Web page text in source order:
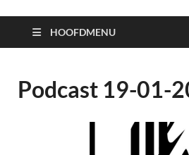
HOOFDMENU
Podcast 19-01-